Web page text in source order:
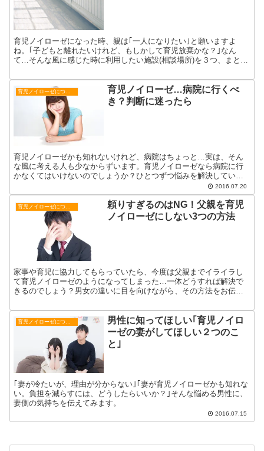
育児ノイローゼになった時、親は｢一人になりたい｣と願いますよ
ね。｢子どもと離れたいけれど、もしかして育児放棄かな？｣なん
て…そんな風に感じた時に利用したい施設(相談場所)を３つ、まとめ
育児ノイローゼについて
育児ノイローゼ…病院に行くべ
き？判断に迷ったら
育児ノイローゼかも知れないけれど、病院はちょっと…実は、そん
な風に考える人も少なからずいます。育児ノイローゼなら病院に行
かなくてはいけないのでしょうか？ひとつずつ悩みを解決していき
2016.07.20
育児ノイローゼについて
頼りすぎるのはNG！父親を育児
ノイローゼにしない3つの方法
家事や育児に協力してもらっていたら、今度は父親までイライラし
て育児ノイローゼのようになってしまった…一体どうすれば解決で
きるのでしょう？男女の違いに目を向けながら、その方法をお伝え
育児ノイローゼについて
男性に知ってほしい｢育児ノイロ
ーゼの妻がしてほしい２つのこ
と｣
｢妻が冷たいが、理由が分からない｣｢妻が育児ノイローゼかも知れな
い。負担を減らすには、どうしたらいいか？｣そんな悩める男性に、
妻側の気持ちを伝えてみます。
2016.07.15